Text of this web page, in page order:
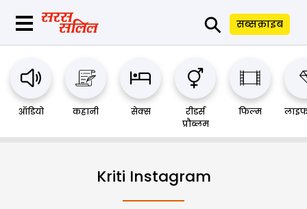
⚲ सब्सक्राइब
ऑडियो कहानी सेक्स
रीडर्स
प्रौब्लम
फिल्म
Kriti Instagram